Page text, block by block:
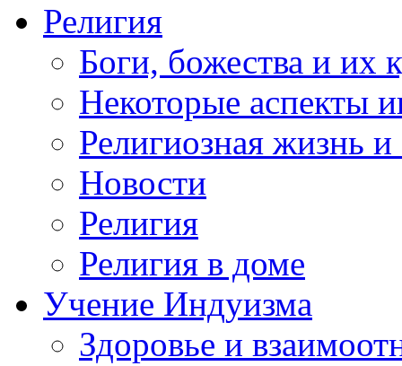
Религия
Боги, божества и их
Некоторые аспекты
Религиозная жизнь
Новости
Религия
Религия в доме
Учение Индуизма
Здоровье и